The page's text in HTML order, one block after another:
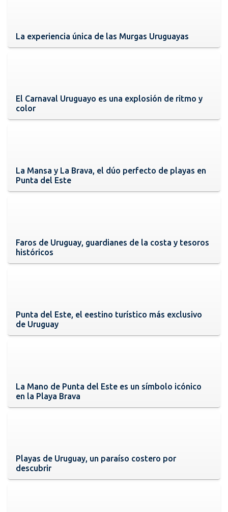
La experiencia única de las Murgas Uruguayas
El Carnaval Uruguayo es una explosión de ritmo y
color
La Mansa y La Brava, el dúo perfecto de playas en
Punta del Este
Faros de Uruguay, guardianes de la costa y tesoros
históricos
Punta del Este, el eestino turístico más exclusivo
de Uruguay
La Mano de Punta del Este es un símbolo icónico
en la Playa Brava
Playas de Uruguay, un paraíso costero por
descubrir